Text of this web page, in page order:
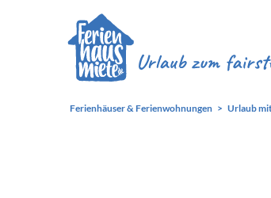
Ferienhäuser & Ferienwohnungen Urlaub